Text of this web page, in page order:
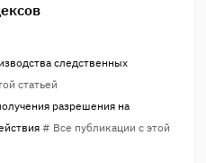
следственных
статьей
разрешения на
# Все публикации с этой